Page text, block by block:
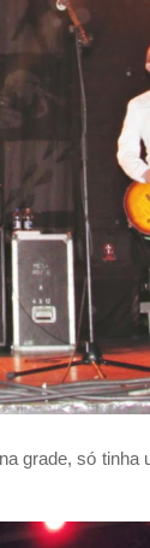
grade, só tinha